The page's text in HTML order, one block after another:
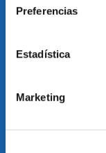
Preferencias
Estadística
Marketing
IDIOMA